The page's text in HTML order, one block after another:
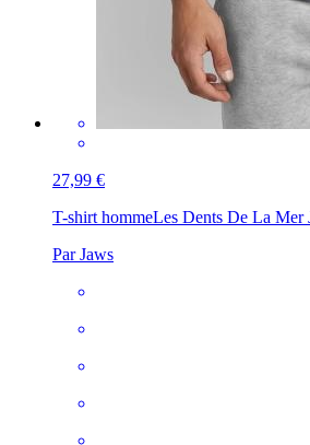
27,99 €
T-shirt hommeLes Dents De La Mer
Par Jaws